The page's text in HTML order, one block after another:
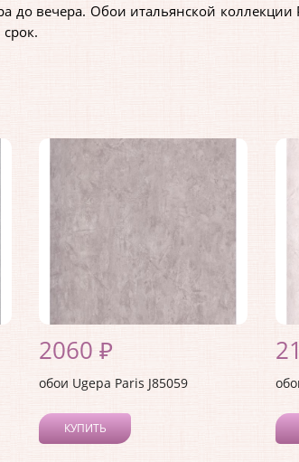
до вечера. Обои итальянской
2060 ₽
обои Ugepa Paris J85059
КУПИТЬ